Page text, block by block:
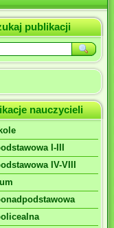
publikacji
nauczycieli
I-III
IV-VIII